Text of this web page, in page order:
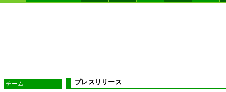
チーム プレスリリース